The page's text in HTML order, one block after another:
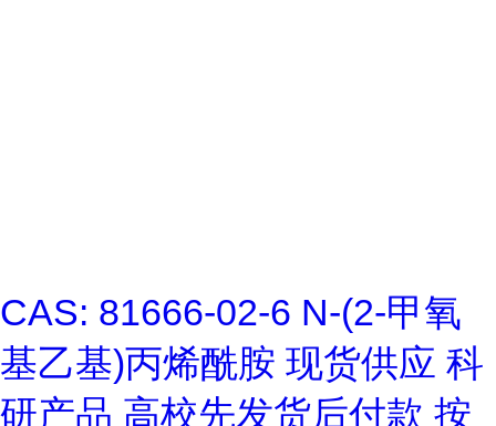
CAS: 81666-02-6 N-(2-甲氧
基乙基)丙烯酰胺 现货供应 科
研产品 高校先发货后付款 按